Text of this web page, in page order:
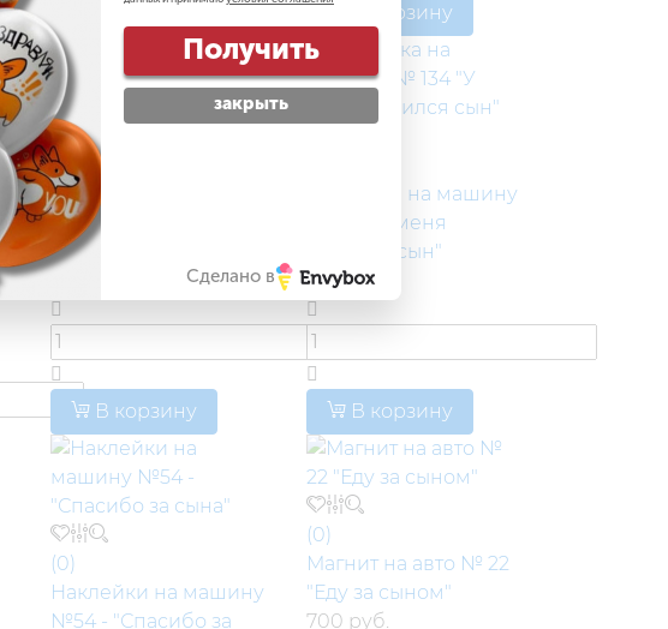
В корзину
(0)
Наклейка на машину
№ 327 "У меня
родилась дочь!"
В корзину
Наклейка на машину
№ 134 "У меня
родился сын"
250 руб.
В корзину
(0)
Наклейки на машину
№54 - "Спасибо за
(0)
Магнит на авто № 22
"Еду за сыном"
700 руб.
Получить
закрыть
Сделано в